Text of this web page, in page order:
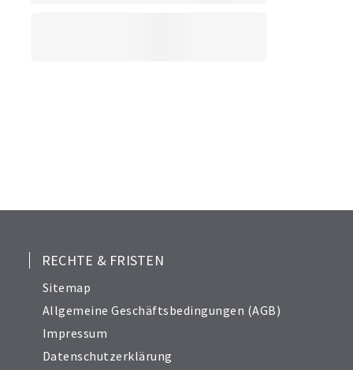
RECHTE & FRISTEN
Sitemap
Allgemeine Geschäftsbedingungen (AGB)
Impressum
Datenschutzerklärung